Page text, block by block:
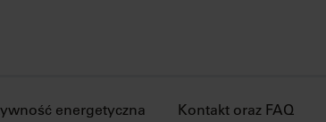
energetyczna Kontakt oraz FAQ